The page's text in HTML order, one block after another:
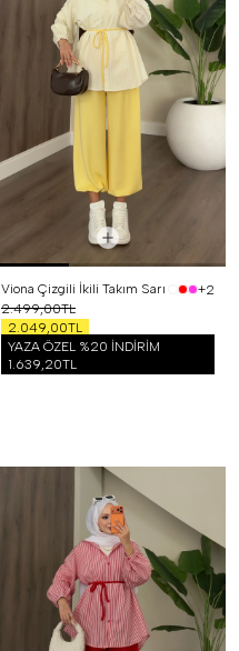
Viona Çizgili İkili Takım Sarı
+2
2.499,00TL
2.049,00TL
YAZA ÖZEL %20 İNDİRİM
1.639,20TL